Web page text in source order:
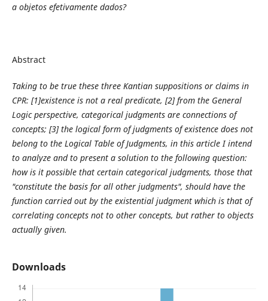
a objetos efetivamente dados?
Abstract
Taking to be true these three Kantian suppositions or claims in
CPR: [1]existence is not a real predicate, [2] from the General
Logic perspective, categorical judgments are connections of
concepts; [3] the logical form of judgments of existence does not
belong to the Logical Table of Judgments, in this article I intend
to analyze and to present a solution to the following question:
how is it possible that certain categorical judgments, those that
"constitute the basis for all other judgments", should have the
function carried out by the existential judgment which is that of
correlating concepts not to other concepts, but rather to objects
actually given.
Downloads